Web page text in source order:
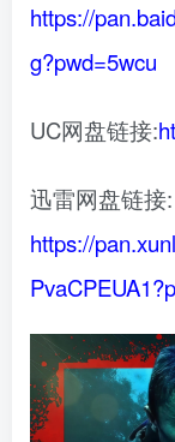
https://
g?pwd=5wcu
UC网盘链接:
迅雷网盘链接:
https://